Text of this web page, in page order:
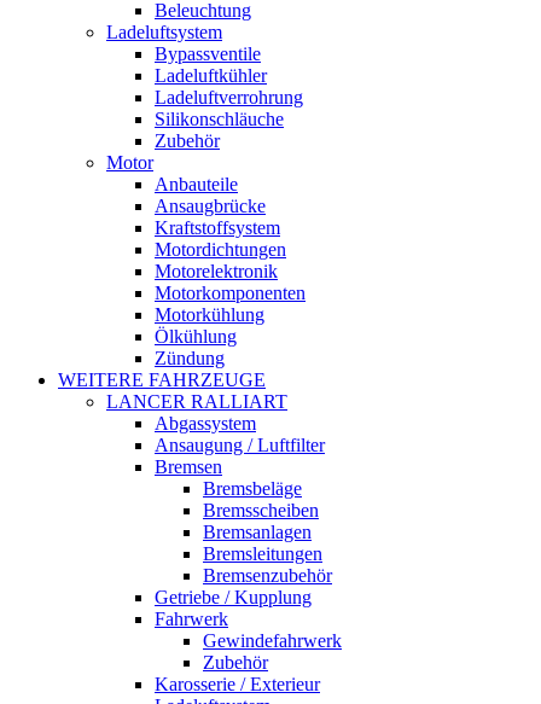
Beleuchtung
Ladeluftsystem
Bypassventile
Ladeluftkühler
Ladeluftverrohrung
Silikonschläuche
Zubehör
Motor
Anbauteile
Ansaugbrücke
Kraftstoffsystem
Motordichtungen
Motorelektronik
Motorkomponenten
Motorkühlung
Ölkühlung
Zündung
WEITERE FAHRZEUGE
LANCER RALLIART
Abgassystem
Ansaugung / Luftfilter
Bremsen
Bremsbeläge
Bremsscheiben
Bremsanlagen
Bremsleitungen
Bremsenzubehör
Getriebe / Kupplung
Fahrwerk
Gewindefahrwerk
Zubehör
Karosserie / Exterieur